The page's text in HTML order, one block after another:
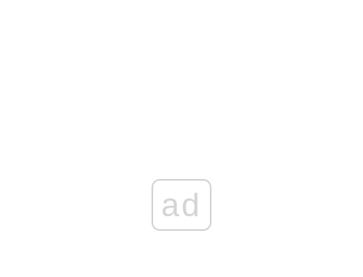
ad